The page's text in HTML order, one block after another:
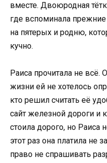
вместе. Двоюродная
где вспоминала
на пятерых и родню,
кучно.
Раиса прочитала не
жизни ей не хотелось
кто решил считать её
сайт железной дороги и
стоила дорого, но Раиса
этот раз она платила не
право не спрашивать